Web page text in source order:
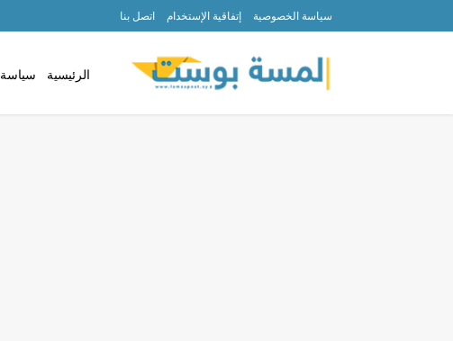
سياسة الخصوصية إتفاقية الإستخدام اتصل بنا
الرئيسية سياسة